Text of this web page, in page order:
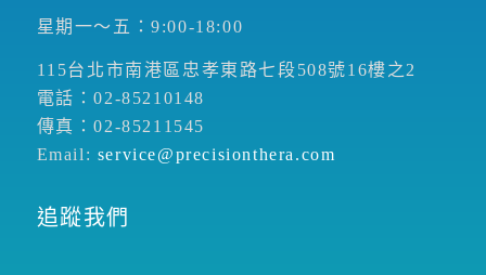
星期一～五：9:00-18:00
115台北市南港區忠孝東路七段508號16樓之2
電話：02-85210148
傳真：02-85211545
Email: service@precisionthera.com
追蹤我們